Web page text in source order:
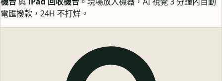
電匯撥款，24H 不打烊。